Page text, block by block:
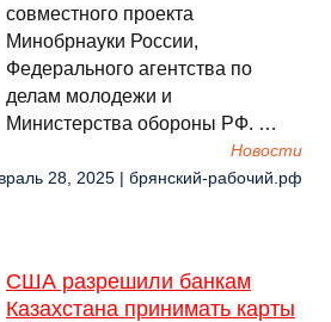
совместного проекта
Минобрнауки России,
Федерального агентства по
делам молодежи и
Министерства обороны РФ. …
Новости
28, 2025 | брянский-рабочий.рф
США разрешили банкам
Казахстана принимать карты